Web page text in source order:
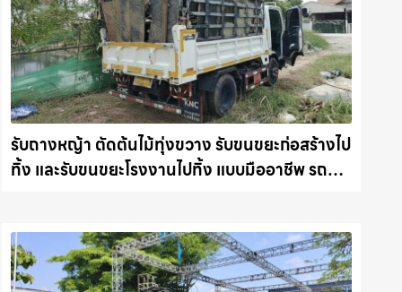
รับถางหญ้า ตัดต้นไม้ทุ่งขวาง รับขนขยะก่อสร้างไป
ทิ้ง และรับขนขยะโรงงานไปทิ้ง แบบมืออาชีพ รถ